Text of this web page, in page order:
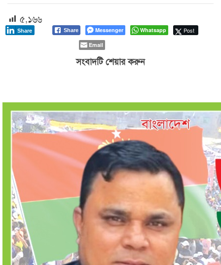
৫,১৬৬
Share Messenger Whatsapp Post
Share
Email
সংবাদটি শেয়ার করুন